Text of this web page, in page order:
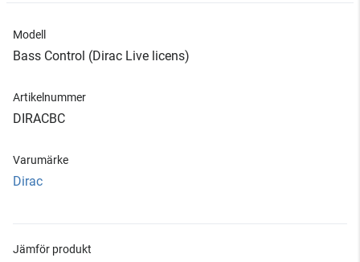
Modell
Bass Control (Dirac Live licens)
Artikelnummer
DIRACBC
Varumärke
Dirac
Jämför produkt